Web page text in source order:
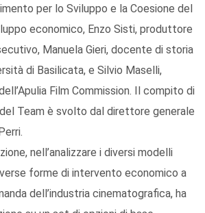
per lo Sviluppo e la Coesione del
economico, Enzo Sisti, produttore
Manuela Gieri, docente di storia
di Basilicata, e Silvio Maselli,
Film Commission. Il compito di
Team è svolto dal direttore generale
nell’analizzare i diversi modelli
forme di intervento economico a
dell’industria cinematografica, ha